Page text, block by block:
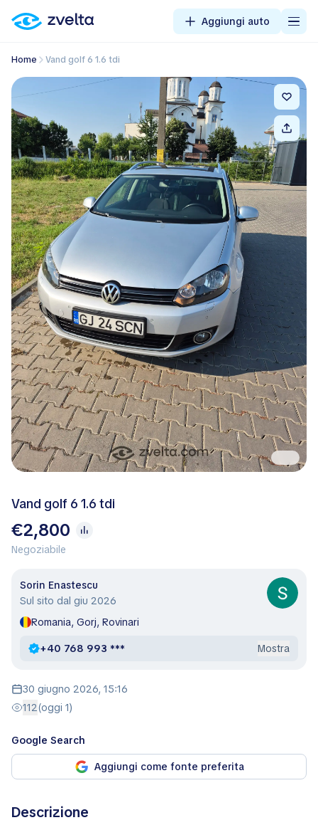
Aggiungi auto
Home Vand golf 6 1.6 tdi
Vand golf 6 1.6 tdi
€2,800
Negoziabile
Sorin Enastescu
Sul sito dal giu 2026
Romania, Gorj, Rovinari
+40 768 993 *** Mostra
30 giugno 2026, 15:16
112(oggi 1)
Google Search
Aggiungi come fonte preferita
Descrizione